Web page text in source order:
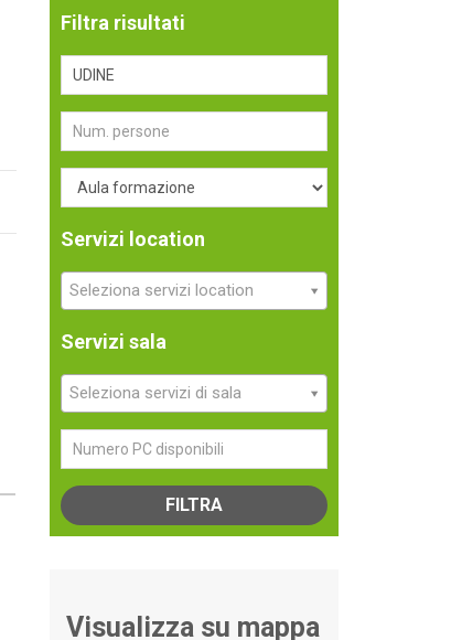
Filtra risultati
Servizi location
Seleziona servizi location
Servizi sala
Seleziona servizi di sala
FILTRA
Visualizza su mappa